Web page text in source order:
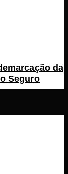
da
Seguro